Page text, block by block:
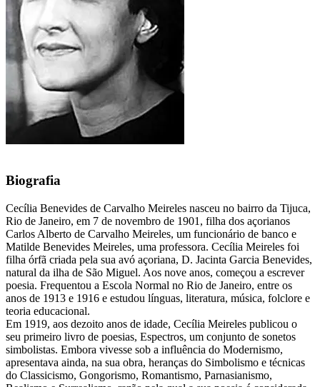
Biografia
Cecília Benevides de Carvalho Meireles nasceu no bairro da Tijuca,
Rio de Janeiro, em 7 de novembro de 1901, filha dos açorianos
Carlos Alberto de Carvalho Meireles, um funcionário de banco e
Matilde Benevides Meireles, uma professora. Cecília Meireles foi
filha órfã criada pela sua avó açoriana, D. Jacinta Garcia Benevides,
natural da ilha de São Miguel. Aos nove anos, começou a escrever
poesia. Frequentou a Escola Normal no Rio de Janeiro, entre os
anos de 1913 e 1916 e estudou línguas, literatura, música, folclore e
teoria educacional.
Em 1919, aos dezoito anos de idade, Cecília Meireles publicou o
seu primeiro livro de poesias, Espectros, um conjunto de sonetos
simbolistas. Embora vivesse sob a influência do Modernismo,
apresentava ainda, na sua obra, heranças do Simbolismo e técnicas
do Classicismo, Gongorismo, Romantismo, Parnasianismo,